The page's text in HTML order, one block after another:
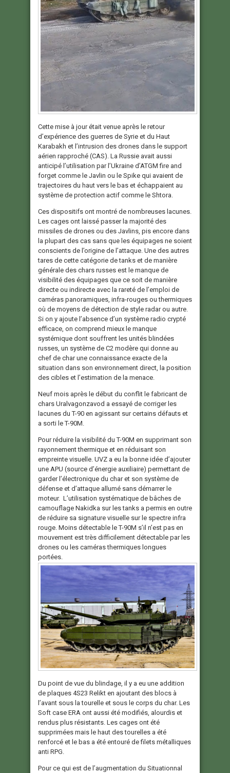
Cette mise à jour était venue après le retour
d’expérience des guerres de Syrie et du Haut
Karabakh et l’intrusion des drones dans le support
aérien rapproché (CAS). La Russie avait aussi
anticipé l’utilisation par l’Ukraine d’ATGM fire and
forget comme le Javlin ou le Spike qui avaient de
trajectoires du haut vers le bas et échappaient au
système de protection actif comme le Shtora.
Ces dispositifs ont montré de nombreuses lacunes.
Les cages ont laissé passer la majorité des
missiles de drones ou des Javlins, pis encore dans
la plupart des cas sans que les équipages ne soient
conscients de l’origine de l’attaque. Une des autres
tares de cette catégorie de tanks et de manière
générale des chars russes est le manque de
visibilité des équipages que ce soit de manière
directe ou indirecte avec la rareté de l’emploi de
caméras panoramiques, infra-rouges ou thermiques
où de moyens de détection de style radar ou autre.
Si on y ajoute l’absence d’un système radio crypté
efficace, on comprend mieux le manque
systémique dont souffrent les unités blindées
russes, un système de C2 modère qui donne au
chef de char une connaissance exacte de la
situation dans son environnement direct, la position
des cibles et l’estimation de la menace.
Neuf mois après le début du conflit le fabricant de
chars Uralvagonzavod a essayé de corriger les
lacunes du T-90 en agissant sur certains défauts et
a sorti le T-90M.
Pour réduire la visibilité du T-90M en supprimant son
rayonnement thermique et en réduisant son
empreinte visuelle. UVZ a eu la bonne idée d’ajouter
une APU (source d’énergie auxiliaire) permettant de
garder l’électronique du char et son système de
défense et d’attaque allumé sans démarrer le
moteur. L’utilisation systématique de bâches de
camouflage Nakidka sur les tanks a permis en outre
de réduire sa signature visuelle sur le spectre infra
rouge. Moins détectable le T-90M s’il n’est pas en
mouvement est très difficilement détectable par les
drones ou les caméras thermiques longues
portées.
Du point de vue du blindage, il y a eu une addition
de plaques 4S23 Relikt en ajoutant des blocs à
l’avant sous la tourelle et sous le corps du char. Les
Soft case ERA ont aussi été modifiés, alourdis et
rendus plus résistants. Les cages ont été
supprimées mais le haut des tourelles a été
renforcé et le bas a été entouré de filets métalliques
anti RPG.
Pour ce qui est de l’augmentation du Situationnal